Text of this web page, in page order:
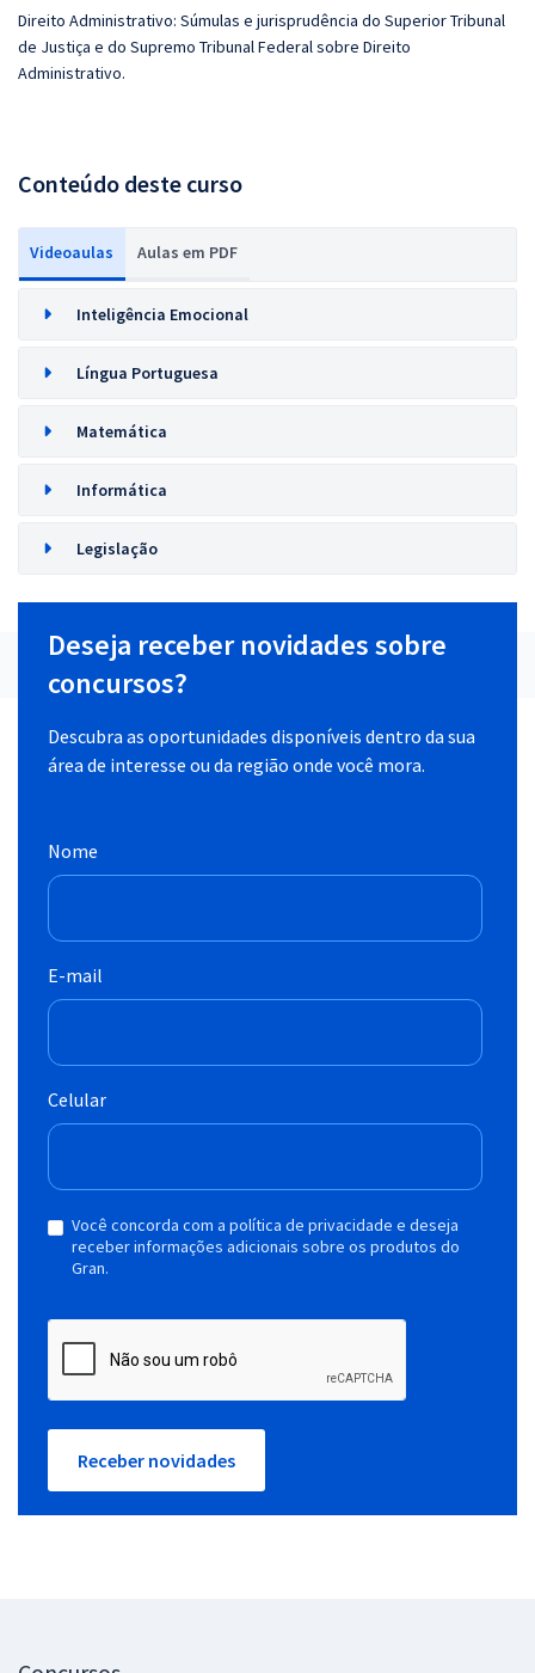
Direito Administrativo: Súmulas e jurisprudência do Superior Tribunal
de Justiça e do Supremo Tribunal Federal sobre Direito
Administrativo.
Conteúdo deste curso
Videoaulas Aulas em PDF
Inteligência Emocional
Língua Portuguesa
Matemática
Informática
Legislação
Deseja receber novidades sobre
concursos?
Descubra as oportunidades disponíveis dentro da sua
área de interesse ou da região onde você mora.
Nome
E-mail
Celular
Você concorda com a política de privacidade e deseja
receber informações adicionais sobre os produtos do
Gran.
Receber novidades